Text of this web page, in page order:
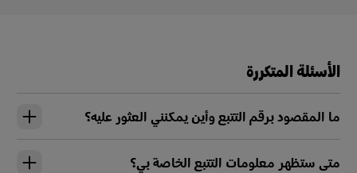
الأسئلة المتكررة
ما المقصود برقم التتبع وأين يمكنني العثور عليه؟
متى ستظهر معلومات التتبع الخاصة بي؟